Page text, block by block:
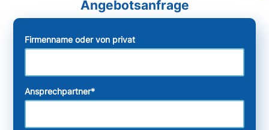
Firmenname oder von privat
Ansprechpartner*